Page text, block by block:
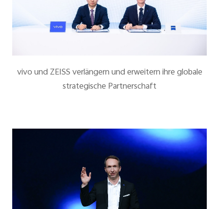
vivo und ZEISS verlängern und erweitern ihre globale
strategische Partnerschaft